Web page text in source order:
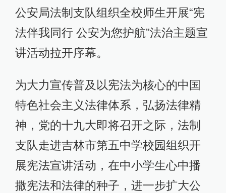
公安局法制支队组织全校师生开展“宪
法伴我同行 公安为您护航”法治主题宣
讲活动拉开序幕。
为大力宣传普及以宪法为核心的中国
特色社会主义法律体系，弘扬法律精
神，党的十九大即将召开之际，法制
支队走进吉林市第五中学校园组织开
展宪法宣讲活动，在中小学生心中播
撒宪法和法律的种子，进一步扩大公